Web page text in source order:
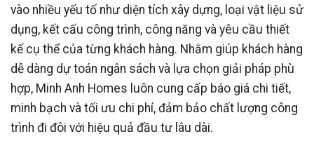
vào nhiều yếu tố như diện tích xây dựng, loại vật liệu sử
dụng, kết cấu công trình, công năng và yêu cầu thiết
kế cụ thể của từng khách hàng. Nhằm giúp khách hàng
dễ dàng dự toán ngân sách và lựa chọn giải pháp phù
hợp, Minh Anh Homes luôn cung cấp báo giá chi tiết,
minh bạch và tối ưu chi phí, đảm bảo chất lượng công
trình đi đôi với hiệu quả đầu tư lâu dài.